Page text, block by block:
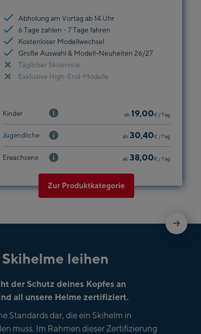
Abholung am Vortag ab 14 Uhr
6 Tage zahlen - 7 Tage fahren
Kostenloser Modellwechsel
Große Auswahl & Modell-Neuheiten 26/27
Täglicher Skiservice
Exklusive High-End-Modelle
Kinder ab 19,00€/ Tag
Jugendliche ab 30,40€/ Tag
Erwachsene ab 38,00€/ Tag
Zur Produktkategorie
leihen
der Schutz deines Kopfes an
all unsere Helme zertifiziert.
Standards dar, die ein Skihelm in
muss. Im Rahmen dieser Zertifizierung